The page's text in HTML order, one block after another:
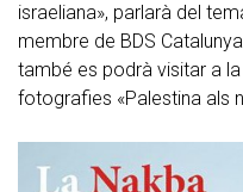
israeliana», parlarà del
membre de BDS
també es podrà visitar a
fotografies «Palestina als